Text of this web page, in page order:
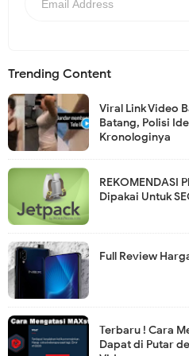
Trending Content
Viral Link Video
Batang, Polisi
Kronologinya
REKOMENDASI
Dipakai Untuk
Full Review
Terbaru ! Cara
Dapat di Putar